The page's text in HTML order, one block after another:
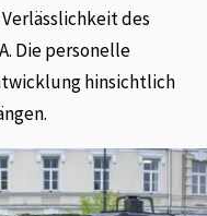
des
Die personelle
hinsichtlich